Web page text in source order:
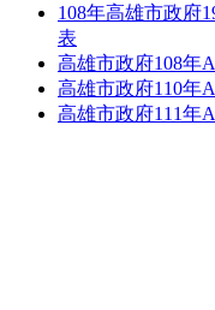
108年高雄市政府
表
高雄市政府108年
高雄市政府110年
高雄市政府111年